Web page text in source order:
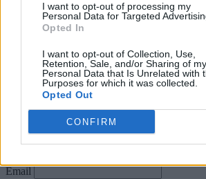
I want to opt-out of processing my
Personal Data for Targeted
Opted In
I want to opt-out of Collection, Use,
Retention, Sale, and/or Sharing of my
Personal Data that Is Unrelated with
Purposes for which it was collected.
Opted Out
CONFIRM
5 Αυγούστου 2026
Προστατευόμενων Τοπίων σε 12
4 Αυγούστου 2026
Newsletter Citygen.gr
Λάβετε όλα τα τελευταία νέα από τον χώρο
Προστασίας, του ESG, του Green Business
Email